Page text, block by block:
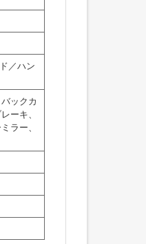
／ハン
ックカ
ーキ、
ラー、